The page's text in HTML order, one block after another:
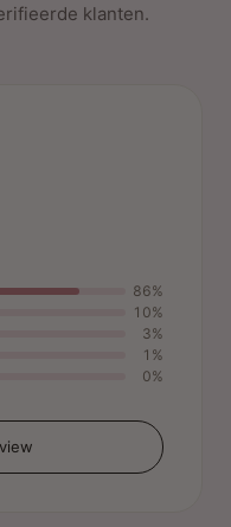
klanten.
86%
10%
3%
1%
0%